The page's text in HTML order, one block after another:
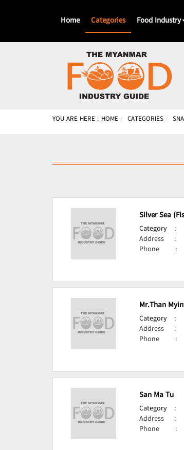
Home Categories Food Industry
YOU ARE HERE : HOME CATEGORIES
Silver Sea
Category :
Address
:
Phone
:
Mr.Than
Category :
Address
:
Phone
:
San Ma Tu
Category :
Address
:
Phone
: